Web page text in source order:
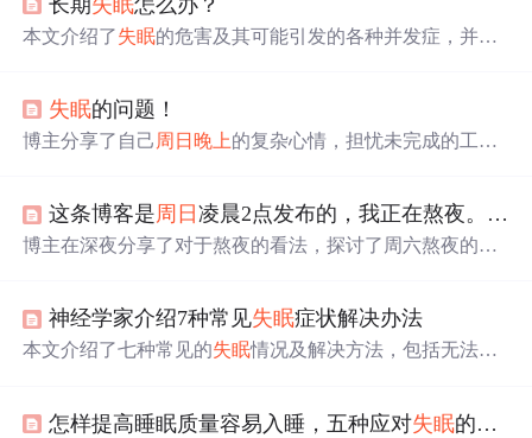
本文介绍了失眠的危害及其可能引发的各种并发症，并提
失眠的问题！
博主分享了自己 周日 晚上的复杂心情，担忧未完成的工作
这条博客是周日凌晨2点发布的，我正在熬夜。论证一下周六
博主在深夜分享了对于熬夜的看法，探讨了周六熬夜的合
神经学家介绍7种常见失眠症状解决办法
本文介绍了七种常见的失眠情况及解决方法，包括无法入
的兴奋对策、周末失眠的原因分析以及习惯晚睡者的调整
怎样提高睡眠质量容易入睡，五种应对失眠的妙招